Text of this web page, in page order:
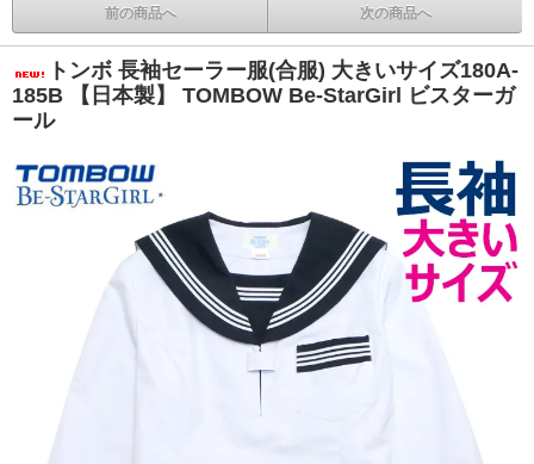
前の商品へ 次の商品へ
トンボ 長袖セーラー服(合服) 大きいサイズ180A-
185B 【日本製】 TOMBOW Be-StarGirl ビスターガ
ール